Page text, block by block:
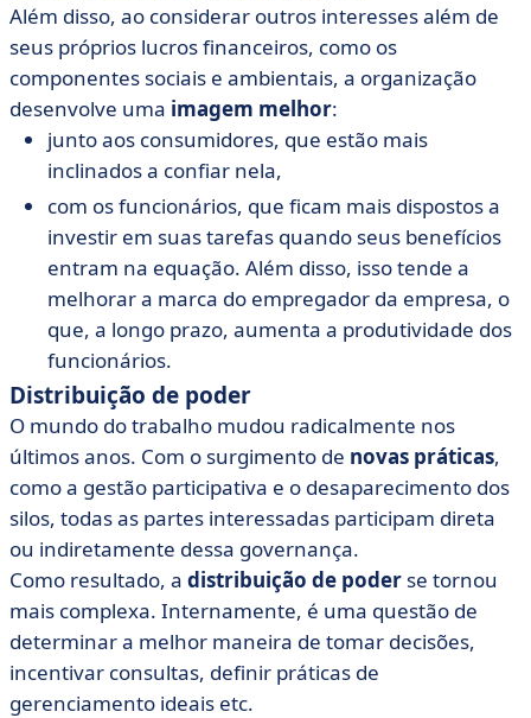
Além disso, ao considerar outros interesses além de
seus próprios lucros financeiros, como os
componentes sociais e ambientais, a organização
desenvolve uma imagem melhor:
junto aos consumidores, que estão mais
inclinados a confiar nela,
com os funcionários, que ficam mais dispostos a
investir em suas tarefas quando seus benefícios
entram na equação. Além disso, isso tende a
melhorar a marca do empregador da empresa, o
que, a longo prazo, aumenta a produtividade dos
funcionários.
Distribuição de poder
O mundo do trabalho mudou radicalmente nos
últimos anos. Com o surgimento de novas práticas,
como a gestão participativa e o desaparecimento dos
silos, todas as partes interessadas participam direta
ou indiretamente dessa governança.
Como resultado, a distribuição de poder se tornou
mais complexa. Internamente, é uma questão de
determinar a melhor maneira de tomar decisões,
incentivar consultas, definir práticas de
gerenciamento ideais etc.